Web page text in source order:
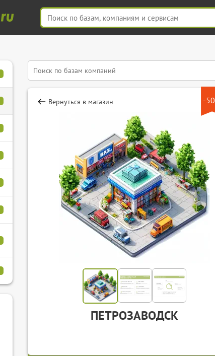
-
Вернуться в магазин
ПЕТРОЗАВОДСК